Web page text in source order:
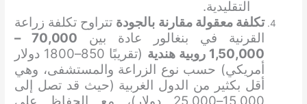
التقليدية.
تكلفة معقولة مقارنة بالجودة تتراوح تكلفة زراعة
القرنية في بنغالور عادة بين
70,000 –
1,50,000 روبية هندية
(تقريبًا 850–1800 دولار
أمريكي) حسب نوع الزراعة والمستشفى، وهي
أقل بكثير من الدول الغربية (حيث قد تصل إلى